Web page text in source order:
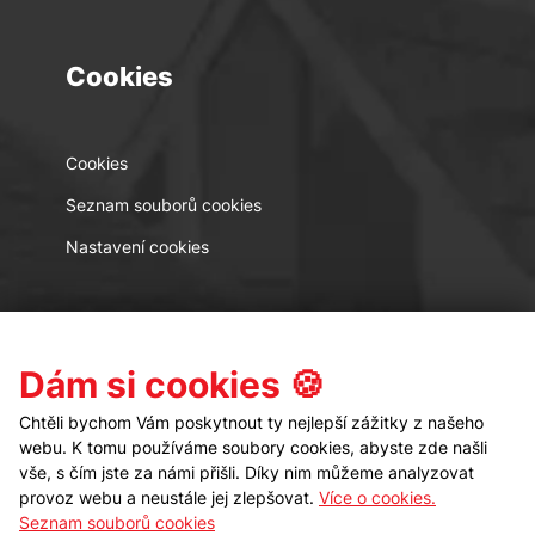
Cookies
Cookies
Seznam souborů cookies
Nastavení cookies
Kontakt Sledujte nás
Dám si cookies 🍪
Chtěli bychom Vám poskytnout ty nejlepší zážitky z našeho
webu. K tomu používáme soubory cookies, abyste zde našli
vše, s čím jste za námi přišli. Díky nim můžeme analyzovat
provoz webu a neustále jej zlepšovat. Více o cookies.
Seznam souborů cookies